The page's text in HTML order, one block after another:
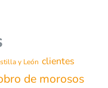
y León clientes
de morosos